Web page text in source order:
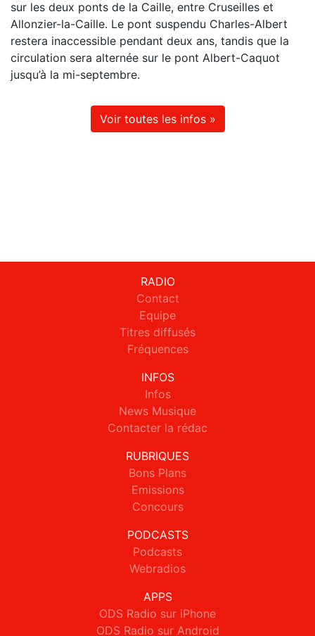
sur les deux ponts de la Caille, entre Cruseilles et
Allonzier-la-Caille. Le pont suspendu Charles-Albert
restera inaccessible pendant deux ans, tandis que la
circulation sera alternée sur le pont Albert-Caquot
jusqu’à la mi-septembre.
Voir toutes les infos »
RADIO
Contact
Equipe
Titres diffusés
Fréquences
INFOS
Infos
News Musique
Contacter la rédac
RUBRIQUES
Bons Plans
Emissions
Concours
PODCASTS
Podcasts
Webradios
APPS
ODS Radio sur iPhone
ODS Radio sur Android